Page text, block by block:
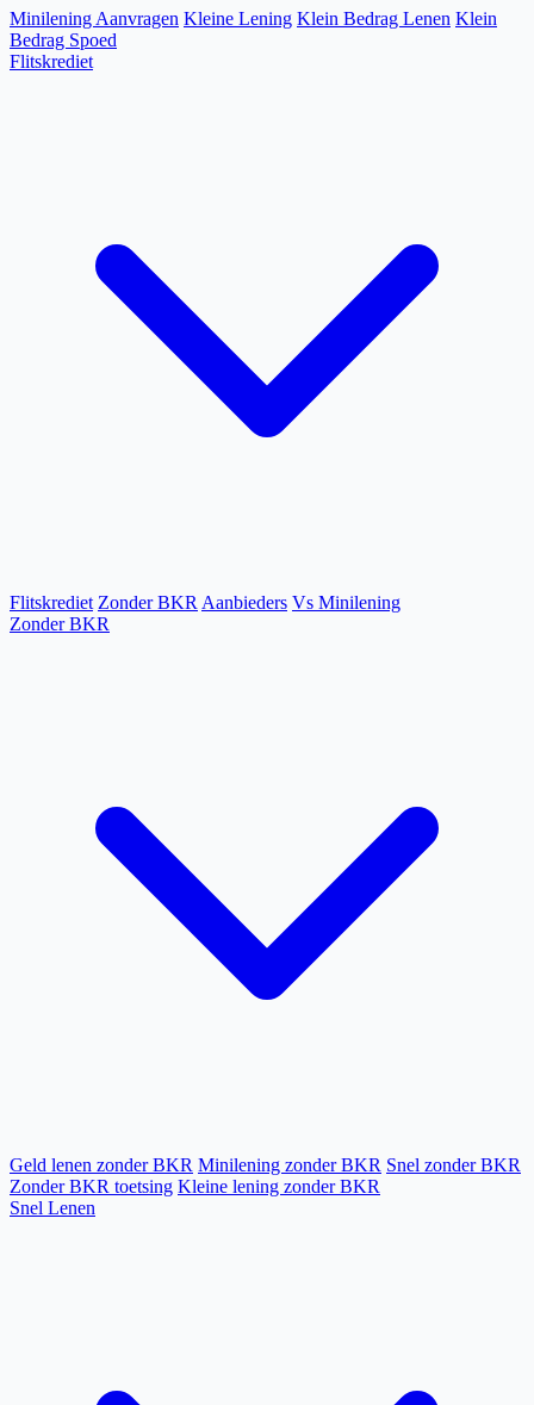
Minilening Aanvragen Kleine Lening Klein Bedrag Lenen Klein
Bedrag Spoed
Flitskrediet
Flitskrediet Zonder BKR Aanbieders Vs Minilening
Zonder BKR
Geld lenen zonder BKR Minilening zonder BKR Snel zonder BKR
Zonder BKR toetsing Kleine lening zonder BKR
Snel Lenen